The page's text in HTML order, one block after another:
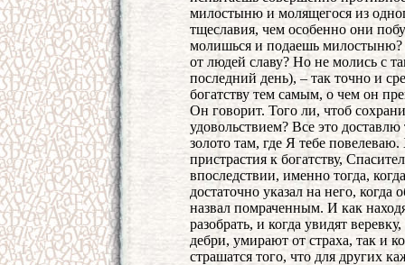
милостыню и молящегося из
тщеславия, чем особенно они
молишься и подаешь милостыню?
от людей славу? Но не молись с
последний день), – так точно и
богатству тем самым, о чем он
Он говорит. Того ли, чтоб
удовольствием? Все это
золото там, где Я тебе
пристрастия к богатству,
впоследствии, именно тогда,
достаточно указал на него,
назвал помраченным. И как
разобрать, и когда увидят
дебри, умирают от страха, так и
страшатся того, что для других